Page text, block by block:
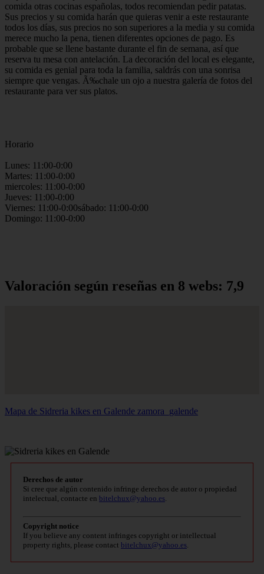
comida otras cocinas españolas, todos recomiendan pedir patatas.
Sus precios y su comida harán que quieras venir a este restaurante
todos los días, sus precios no son superiores a la media y su comida
merece mucho la pena, tienen diferentes opciones de pago. Es
probable que se llene bastante durante el fin de semana, así que
reserva tu mesa con antelación. La decoración del local es elegante,
su comida es genial para toda la familia, saldrás con una sonrisa
siempre que vengas. Ã‰chale un ojo a nuestra galería de fotos del
restaurante para ver sus platos.
Horario
Lunes: 11:00-0:00
Martes: 11:00-0:00
miercoles: 11:00-0:00
Jueves: 11:00-0:00
Viernes: 11:00-0:00sábado: 11:00-0:00
Domingo: 11:00-0:00
Valoración según reseñas en 8 webs: 7,9
Mapa de Sidreria kikes en Galende zamora_galende
Derechos de autor
Si cree que algún contenido infringe derechos de autor o propiedad
intelectual, contacte en bitelchux@yahoo.es
Copyright notice
If you believe any content infringes copyright or intellectual
property rights, please contact bitelchux@yahoo.es